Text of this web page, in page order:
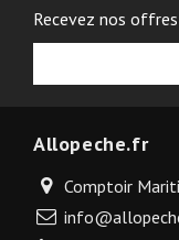
Recevez nos
Allopeche.fr
Comptoir